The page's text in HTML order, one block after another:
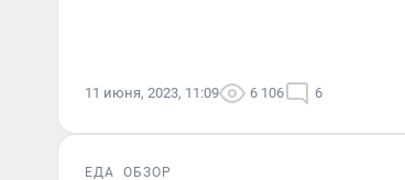
11 июня, 2023, 11:09 6 106 6
ЕДА ОБЗОР